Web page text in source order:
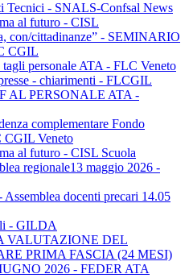
Tecnici - SNALS-Confsal News
al futuro - CISL
con/cittadinanze” - SEMINARIO
CGIL
tagli personale ATA - FLC Veneto
- chiarimenti - FLCGIL
AL PERSONALE ATA -
complementare Fondo
CGIL Veneto
al futuro - CISL Scuola
regionale13 maggio 2026 -
docenti precari 14.05
- GILDA
VALUTAZIONE DEL
PRIMA FASCIA (24 MESI)
2026 - FEDER ATA